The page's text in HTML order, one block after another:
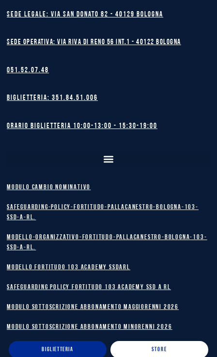
Sede legale: Via San Donato 82 - 40129 BOLOGNA
Sede operativa: Via Riva di Reno 56 int.1 - 40122 BOLOGNA
051.52.07.48
Biglietteria: 351.84.51.006
Orario biglietteria 10:00-13:00 - 15:30-19:00
MODULO CAMBIO NOMINATIVO
safeguarding-policy-Fortitudo-Pallacanestro-Bologna-103-
SSD-A-RL.
Modello-Organizzativo-Fortitudo-Pallacanestro-Bologna-103-
SSD-A-RL.
MODELLO FORTITUDO 103 ACADEMY SSDARL
safeguarding policy Fortitudo 103 Academy SSD A RL
MODULO SOTTOSCRIZIONE ABBONAMENTO MAGGIORENNI 2026
MODULO SOTTOSCRIZIONE ABBONAMENTO MINORENNI 2026
BIGLIETTERIA STORE